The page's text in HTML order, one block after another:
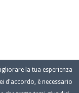
la tua esperienza
d'accordo, è necessario